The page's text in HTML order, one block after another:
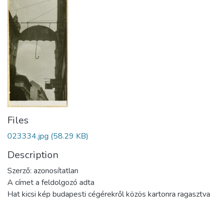
Files
023334.jpg (58.29 KB)
Description
Szerző: azonosítatlan
A címet a feldolgozó adta
Hat kicsi kép budapesti cégérekről közös kartonra ragasztva